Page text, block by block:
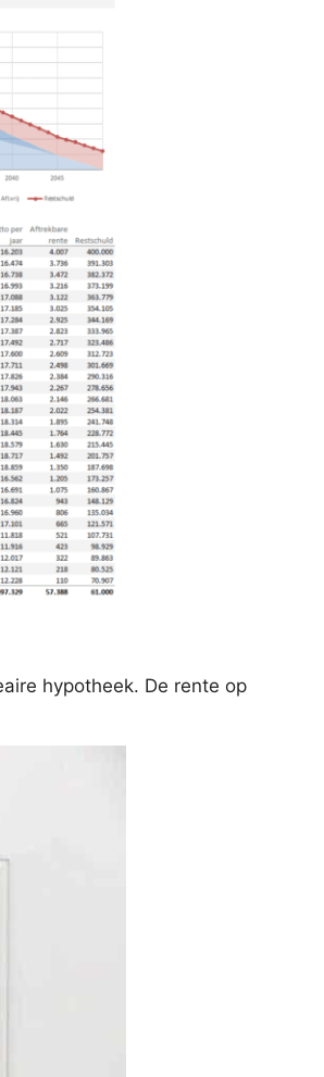
hypotheek. De rente op